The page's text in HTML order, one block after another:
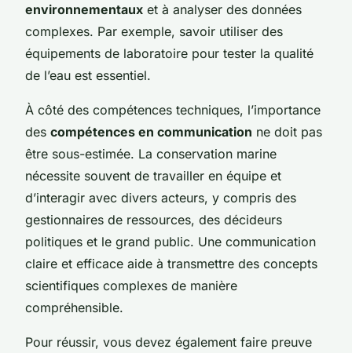
environnementaux et à analyser des données
complexes. Par exemple, savoir utiliser des
équipements de laboratoire pour tester la qualité
de l’eau est essentiel.
À côté des compétences techniques, l’importance
des compétences en communication ne doit pas
être sous-estimée. La conservation marine
nécessite souvent de travailler en équipe et
d’interagir avec divers acteurs, y compris des
gestionnaires de ressources, des décideurs
politiques et le grand public. Une communication
claire et efficace aide à transmettre des concepts
scientifiques complexes de manière
compréhensible.
Pour réussir, vous devez également faire preuve